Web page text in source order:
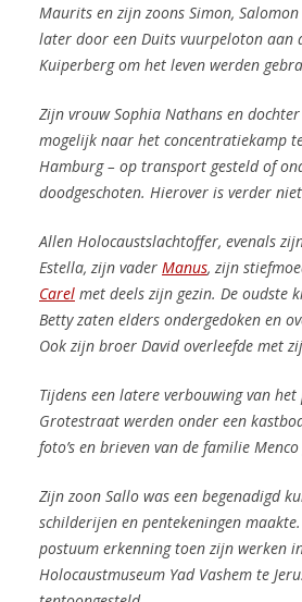
Maurits en zijn zoons Simon,
later door een Duits vuurpeloton aan
Kuiperberg om het leven werden
Zijn vrouw Sophia Nathans en
mogelijk naar het concentratiekamp
Hamburg – op transport gesteld of
doodgeschoten. Hierover is verder
Allen Holocaustslachtoffer, evenals
Estella, zijn vader Manus, zijn
Carel met deels zijn gezin. De oudste
Betty zaten elders ondergedoken en
Ook zijn broer David overleefde met
Tijdens een latere verbouwing van
Grotestraat werden onder een
foto’s en brieven van de familie Menco
Zijn zoon Sallo was een begenadigd
schilderijen en pentekeningen
postuum erkenning toen zijn werken
Holocaustmuseum Yad Vashem te